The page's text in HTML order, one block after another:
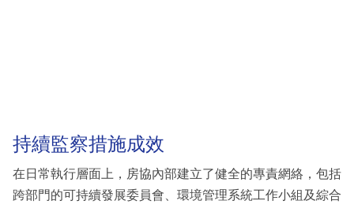
持續監察措施成效
在日常執行層面上，房協內部建立了健全的專責網絡，包括
跨部門的可持續發展委員會、環境管理系統工作小組及綜合